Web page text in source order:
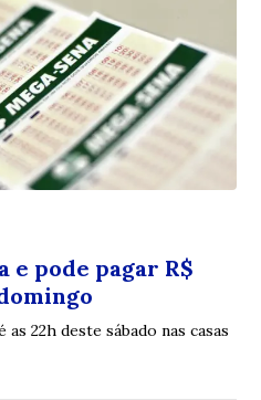
e pode pagar R$
22h deste sábado nas casas